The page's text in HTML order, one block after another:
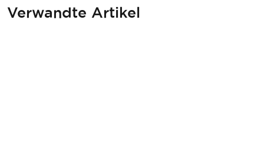
Verwandte Artikel